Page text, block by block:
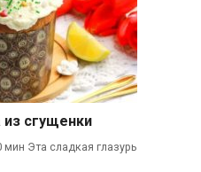
из сгущенки
Эта сладкая глазурь